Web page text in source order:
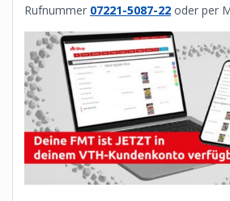
Rufnummer 07221-5087-22 oder per